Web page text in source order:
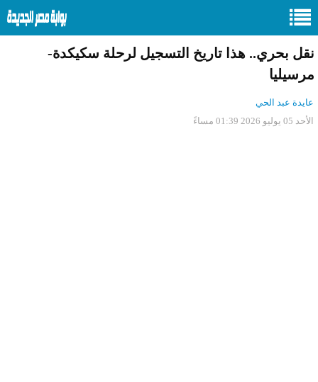
نقل بحري.. هذا تاريخ التسجيل لرحلة سكيكدة-
مرسيليا
عايدة عبد الحي
الأحد 05 يوليو 2026 01:39 مساءً